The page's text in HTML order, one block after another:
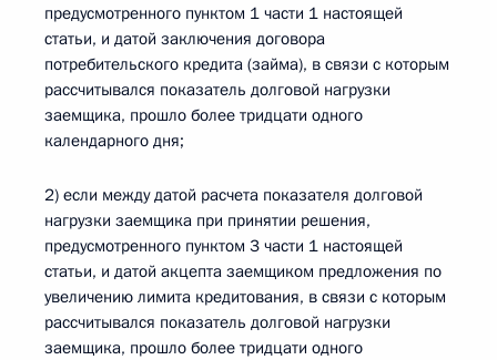
предусмотренного пунктом 1 части 1 настоящей
статьи, и датой заключения договора
потребительского кредита (займа), в связи с которым
рассчитывался показатель долговой нагрузки
заемщика, прошло более тридцати одного
календарного дня;
2) если между датой расчета показателя долговой
нагрузки заемщика при принятии решения,
предусмотренного пунктом 3 части 1 настоящей
статьи, и датой акцепта заемщиком предложения по
увеличению лимита кредитования, в связи с которым
рассчитывался показатель долговой нагрузки
заемщика, прошло более тридцати одного